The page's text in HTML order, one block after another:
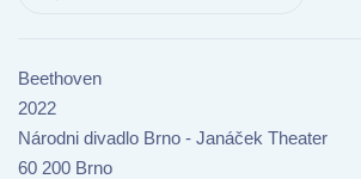
Beethoven
2022
Národni divadlo Brno - Janáček Theater
60 200 Brno